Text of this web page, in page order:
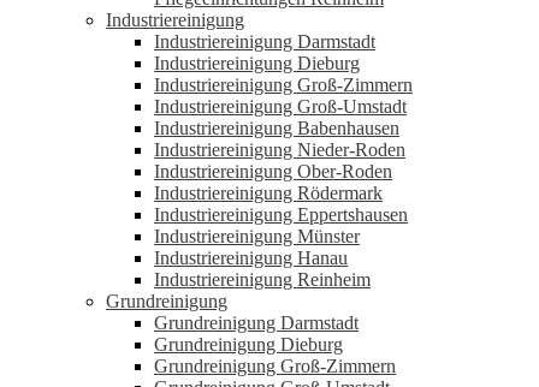
Industriereinigung
Industriereinigung Darmstadt
Industriereinigung Dieburg
Industriereinigung Groß-Zimmern
Industriereinigung Groß-Umstadt
Industriereinigung Babenhausen
Industriereinigung Nieder-Roden
Industriereinigung Ober-Roden
Industriereinigung Rödermark
Industriereinigung Eppertshausen
Industriereinigung Münster
Industriereinigung Hanau
Industriereinigung Reinheim
Grundreinigung
Grundreinigung Darmstadt
Grundreinigung Dieburg
Grundreinigung Groß-Zimmern